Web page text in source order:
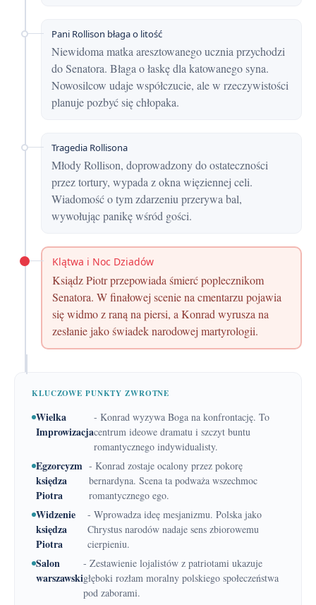
Pani Rollison błaga o litość
Niewidoma matka aresztowanego ucznia przychodzi
do Senatora. Błaga o łaskę dla katowanego syna.
Nowosilcow udaje współczucie, ale w rzeczywistości
planuje pozbyć się chłopaka.
Tragedia Rollisona
Młody Rollison, doprowadzony do ostateczności
przez tortury, wypada z okna więziennej celi.
Wiadomość o tym zdarzeniu przerywa bal,
wywołując panikę wśród gości.
Klątwa i Noc Dziadów
Ksiądz Piotr przepowiada śmierć poplecznikom
Senatora. W finałowej scenie na cmentarzu pojawia
się widmo z raną na piersi, a Konrad wyrusza na
zesłanie jako świadek narodowej martyrologii.
KLUCZOWE PUNKTY ZWROTNE
Wielka
Improwizacja
- Konrad wyzywa Boga na konfrontację. To
centrum ideowe dramatu i szczyt buntu
romantycznego indywidualisty.
Egzorcyzm
księdza
Piotra
- Konrad zostaje ocalony przez pokorę
bernardyna. Scena ta podważa wszechmoc
romantycznego ego.
Widzenie
księdza
Piotra
- Wprowadza ideę mesjanizmu. Polska jako
Chrystus narodów nadaje sens zbiorowemu
cierpieniu.
Salon
warszawski
- Zestawienie lojalistów z patriotami ukazuje
głęboki rozłam moralny polskiego społeczeństwa
pod zaborami.